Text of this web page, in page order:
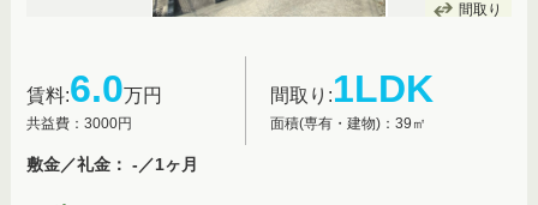
間取り
賃料:6.0万円
共益費：3000円
間取り:1LDK
面積(専有・建物)：39㎡
敷金／礼金： -／1ヶ月